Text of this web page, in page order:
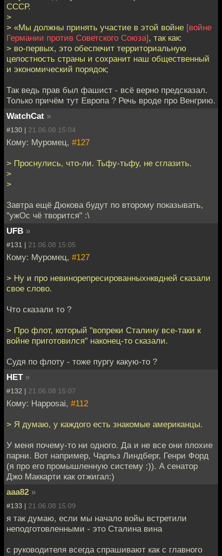
СССР.
>
> «Мы должны принять участие в этой войне [войне
Германии против Советского Союза], так как:
> во-первых, это обеспечит территориальную
целостность страны и сохранит наш общественный
и экономический порядок;
Так ведь прав был фашист - всё верно предсказал.
Только причём тут Европа ? Речь вроде про Венгрию.
WatchCat »
#130 | 21.06.08 15:04
Кому: Муромец, #127
> Проснулись, что-ли. Тьфу-тьфу, не сглазить.
>
>
Завтра ещё Дюкова будут по второму показывать,
"ужОс чё творится" :\
UFB »
#131 | 21.06.08 15:05
Кому: Муромец, #127
> Ну и про невинорепресированныхнквдней сказали
свое слово.
Что сказали то ?
> Про флот, который "вопреки Сталину все-таки к
войне приготовился" наконец-то сказали.
Судя по флоту - тоже пургу какую-то ?
НЕТ »
#132 | 21.06.08 15:07
Кому: Happosai, #112
> Я думаю, у каждого есть знакомые американцы.
У меня почему-то ни одного. Да и не все они плохие
парни. Вот например, Чарльз Линдберг, Генри Форд
(я про его промышленную систему :)). А сенатор
Джо Маккарти как отжигал:)
aaa82 »
#133 | 21.06.08 15:09
я так думаю, если мы начало войы встретили
неподготовленными - это Сталина вина
с руководителя всегда спрашивают как с главного